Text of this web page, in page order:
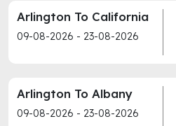
Arlington To California
09-08-2026 - 23-08-2026
Arlington To Albany
09-08-2026 - 23-08-2026